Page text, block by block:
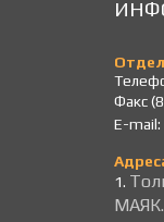
Факс
E-mail:
1.
МАЯК.